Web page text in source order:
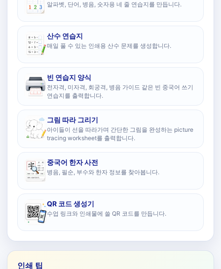
알파벳, 단어, 병음, 숫자용 네 줄 연습지를 만듭니다.
산수 연습지
매일 풀 수 있는 인쇄용 산수 문제를 생성합니다.
빈 연습지 양식
전자격, 미자격, 회궁격, 병음 가이드 같은 빈 중국어 쓰기
연습지를 출력합니다.
그림 따라 그리기
아이들이 선을 따라가며 간단한 그림을 완성하는 picture
tracing worksheet를 출력합니다.
중국어 한자 사전
병음, 필순, 부수와 한자 정보를 찾아봅니다.
QR 코드 생성기
수업 링크와 인쇄물에 쓸 QR 코드를 만듭니다.
인쇄 팁